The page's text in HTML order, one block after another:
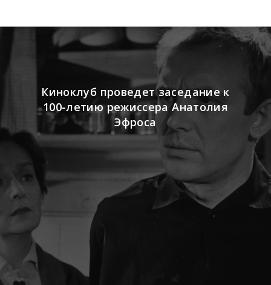
Киноклуб проведет заседание к
100-летию режиссера Анатолия
Эфроса